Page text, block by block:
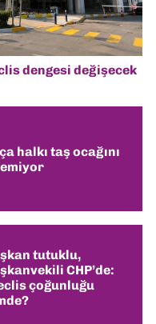
dengesi değişecek
halkı taş ocağını
tutuklu,
CHP’de:
çoğunluğu